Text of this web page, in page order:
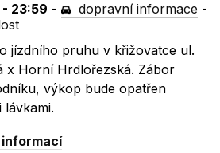
- 23:59 - dopravní informace -
jízdního pruhu v křižovatce ul.
x Horní Hrdlořezská. Zábor
výkop bude opatřen
lávkami.